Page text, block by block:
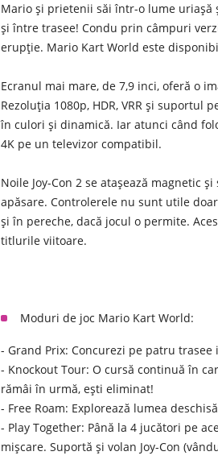
Mario și prietenii săi într-o lume
și între trasee! Condu prin câmpuri
erupție. Mario Kart World este
Ecranul mai mare, de 7,9 inci, oferă o
Rezoluția 1080p, HDR, VRR și suportul
în culori și dinamică. Iar atunci când
4K pe un televizor compatibil.
Noile Joy-Con 2 se atașează magnetic
apăsare. Controlerele nu sunt utile
și în pereche, dacă jocul o permite.
titlurile viitoare.
Moduri de joc Mario Kart World:
-Grand Prix: Concurezi pe patru
- Knockout Tour: O cursă continuă în
rămâi în urmă, ești eliminat!
- Free Roam: Explorează lumea
- Play Together: Până la 4 jucători pe
mișcare. Suportă și volan Joy-Con